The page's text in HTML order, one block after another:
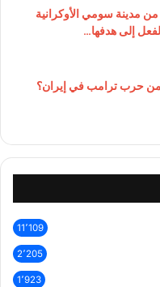
مدينة سومي الأوكرانية
إلى هدفها…
حرب ترامب في إيران؟
11٬109
2٬205
1٬923